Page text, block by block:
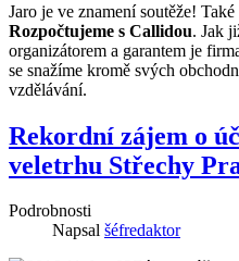
Jaro je ve znamení soutěže!
Rozpočtujeme s Callidou. Jak
organizátorem a garantem je
se snažíme kromě svých
vzdělávání.
Rekordní zájem o
veletrhu Střechy
Podrobnosti
Napsal šéfredaktor